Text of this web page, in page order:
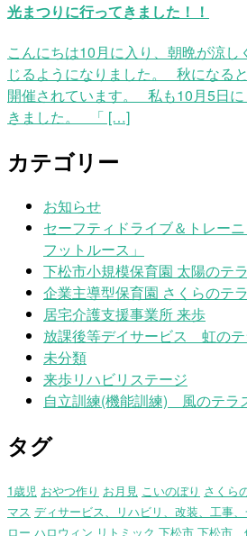
光まつりに行ってきました！！
こんにちは10月に入り、朝晩が涼
じるようになりました。 秋になる
開催されています。 私も10月5日
きました。 「 […]
カテゴリー
お知らせ
セーフティドライブ＆トレー
フットルース」
下松市小規模保育園 太陽のテ
企業主導型保育園 さくらのテ
居宅介護支援事業所 来歩
放課後等デイサービス 虹のテ
未分類
来歩リハビリステージ
自立訓練(機能訓練) 風のテラ
タグ
1歳児 おやつ作り お月見 こいのぼり さくら
マス ディサービス、リハビリ、改装、工事
ロー ハロウィン リトミック 下松市 下松市